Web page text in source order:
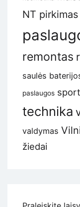
NT pirkimas
remontas
saulės
paslaugos
technika
valdymas
žiedai